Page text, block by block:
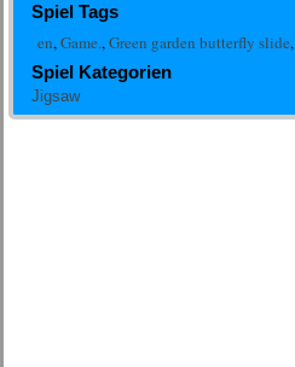
Spiel Tags
en,Game.,Green garden butterfly slide,
Spiel Kategorien
Jigsaw